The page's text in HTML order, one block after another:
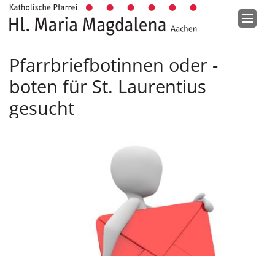
Zum Inhalt springen
Pfarrbriefbotinnen oder -
boten für St. Laurentius
gesucht